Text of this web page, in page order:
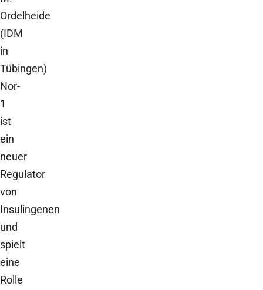
Ordelheide
(IDM
in
Tübingen)
Nor-
1
ist
ein
neuer
Regulator
von
Insulingenen
und
spielt
eine
Rolle